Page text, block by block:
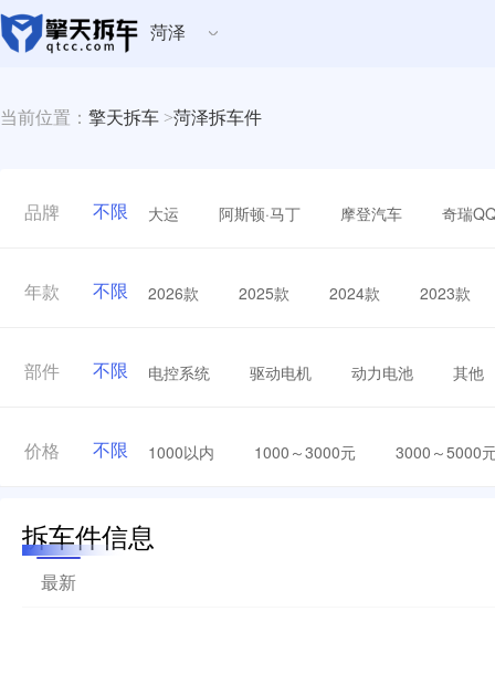
菏泽
当前位置： 擎天拆车 >菏泽拆车件
品牌 不限 大运 阿斯顿·马丁 摩登汽车 奇瑞
年款 不限 2026款 2025款 2024款 2023款
部件 不限 电控系统 驱动电机 动力电池 其他
价格 不限 1000以内 1000～3000元 3000～5000
拆车件信息
最新